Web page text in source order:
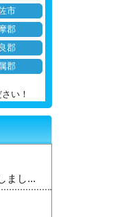
市
郡
郡
郡
い！
まし...